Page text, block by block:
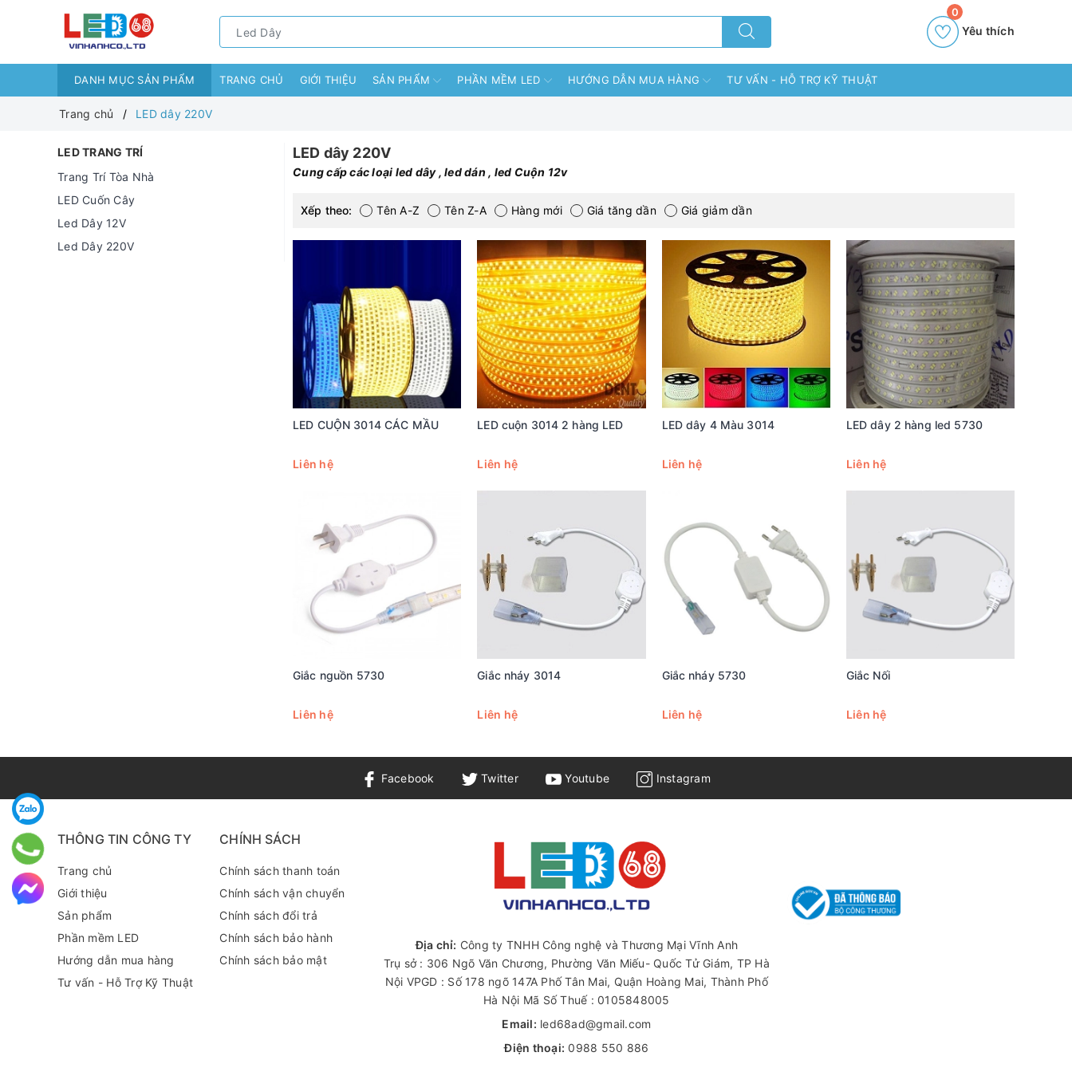
Yêu thích
0
DANH MỤC SẢN PHẨM TRANG CHỦ GIỚI THIỆU SẢN PHẨM PHẦN MỀM LED HƯỚNG DẪN MUA HÀNG TƯ VẤN - HỖ TRỢ KỸ THUẬT
Trang chủ LED dây 220V
LED TRANG TRÍ
Trang Trí Tòa Nhà
LED Cuốn Cây
Led Dây 12V
Led Dây 220V
LED dây 220V
Cung cấp các loại led dây , led dán , led Cuộn 12v
Xếp theo: Tên A-Z Tên Z-A Hàng mới Giá tăng dần Giá giảm dần
LED CUỘN 3014 CÁC MẦU
Liên hệ
LED cuộn 3014 2 hàng LED
Liên hệ
LED dây 4 Màu 3014
Liên hệ
LED dây 2 hàng led 5730
Liên hệ
Giắc nguồn 5730
Liên hệ
Giắc nháy 3014
Liên hệ
Giắc nháy 5730
Liên hệ
Giắc Nối
Liên hệ
Facebook Twitter Youtube Instagram
THÔNG TIN CÔNG TY
Trang chủ
Giới thiệu
Sản phẩm
Phần mềm LED
Hướng dẫn mua hàng
Tư vấn - Hỗ Trợ Kỹ Thuật
CHÍNH SÁCH
Chính sách thanh toán
Chính sách vận chuyển
Chính sách đổi trả
Chính sách bảo hành
Chính sách bảo mật
Địa chỉ: Công ty TNHH Công nghệ và Thương Mại Vĩnh Anh
Trụ sở : 306 Ngõ Văn Chương, Phường Văn Miếu- Quốc Tử Giám, TP Hà
Nội VPGD : Số 178 ngõ 147A Phố Tân Mai, Quận Hoàng Mai, Thành Phố
Hà Nội Mã Số Thuế : 0105848005
Email: led68ad@gmail.com
Điện thoại: 0988 550 886